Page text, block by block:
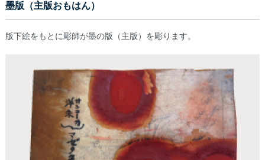
墨版（主版おもはん）
版下絵をもとに彫師が墨の版（主版）を彫ります。